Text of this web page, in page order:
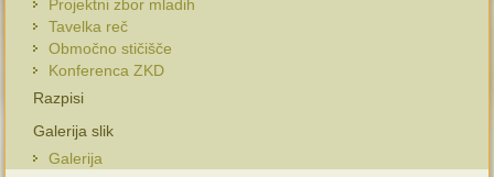
Projektni zbor mladih
Tavelka reč
Območno stičišče
Konferenca ZKD
Razpisi
Galerija slik
Galerija